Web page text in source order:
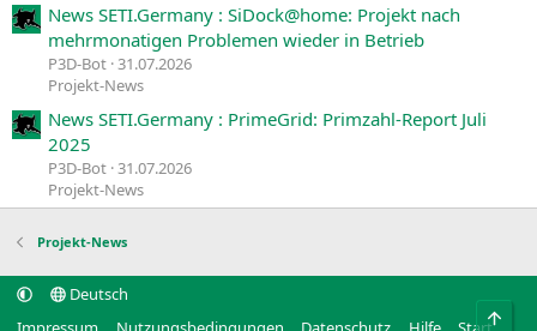
News SETI.Germany : SiDock@home: Projekt nach
mehrmonatigen Problemen wieder in Betrieb
P3D-Bot 31.07.2026
Projekt-News
News SETI.Germany : PrimeGrid: Primzahl-Report Juli
2025
P3D-Bot 31.07.2026
Projekt-News
Projekt-News
Deutsch